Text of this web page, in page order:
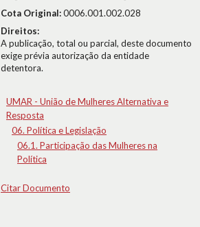
Cota Original:0006.001.002.028
Direitos:
A publicação, total ou parcial, deste documento
exige prévia autorização da entidade
detentora.
UMAR - União de Mulheres Alternativa e
Resposta
06. Política e Legislação
06.1. Participação das Mulheres na
Política
Citar Documento